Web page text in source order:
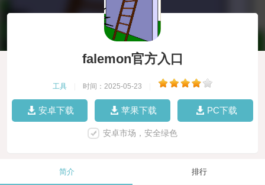
falemon官方入口
工具 时间：2025-05-23
安卓下载 苹果下载 PC下载
安卓市场，安全绿色
简介 排行